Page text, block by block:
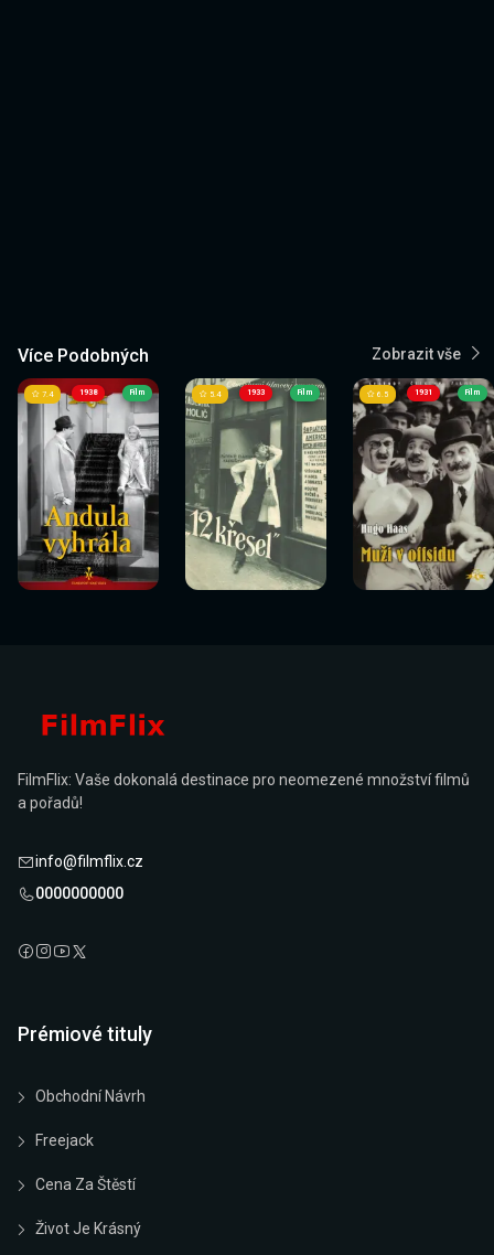
Více Podobných Zobrazit vše
1938
Sledovat
nyní
7.4 Film
Sledovat
nyní
1933
Sledovat
nyní
5.4 Film
Sledovat
nyní
1931
Sledovat
nyní
6.5 Film
Sledovat
FilmFlix: Vaše dokonalá destinace pro neomezené množství filmů
a pořadů!
info@filmflix.cz
0000000000
Prémiové tituly
Obchodní Návrh
Freejack
Cena Za Štěstí
Život Je Krásný